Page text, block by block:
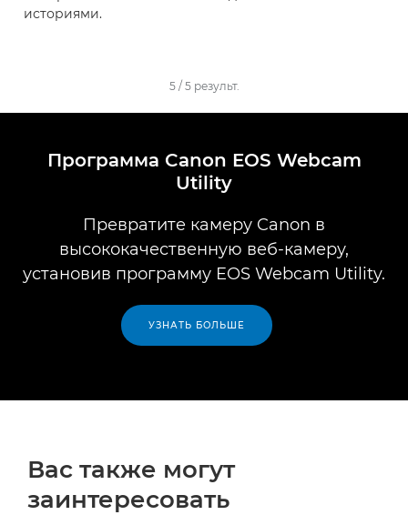
историями.
5/ 5 результ.
Программа Canon EOS Webcam
Utility
Превратите камеру Canon в
высококачественную веб-камеру,
установив программу EOS Webcam Utility.
УЗНАТЬ БОЛЬШЕ
Вас также могут
заинтересовать